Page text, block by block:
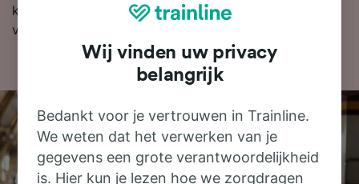
klaar voor bent om te boeken, zoek je kaartjes dan
vandaag nog bij ons naar goedkope treinkaartjes.
Wij vinden uw privacy
belangrijk
Bedankt voor je vertrouwen in Trainline.
We weten dat het verwerken van je
gegevens een grote verantwoordelijkheid
is. Hier kun je lezen hoe we zorgdragen